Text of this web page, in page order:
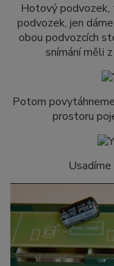
Hotový podvozek,
podvozek, jen
obou podvozcích
snímání měli
Potom
prostoru